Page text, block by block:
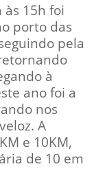
às 15h foi
porto das
pela
à
ano foi a
nos
A
e 10KM,
de 10 em